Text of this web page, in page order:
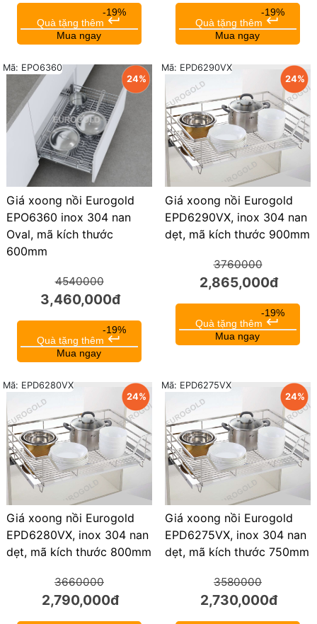
-19%
Quà tặng thêm keyboard_return
Mua ngay
-19%
Quà tặng thêm keyboard_return
Mua ngay
24%
Giá xoong nồi Eurogold
EPO6360 inox 304 nan
Oval, mã kích thước
600mm
Mã: EPO6360
4540000
3,460,000đ
-19%
Quà tặng thêm keyboard_return
Mua ngay
24%
Giá xoong nồi Eurogold
EPD6290VX, inox 304 nan
dẹt, mã kích thước 900mm
Mã: EPD6290VX
3760000
2,865,000đ
-19%
Quà tặng thêm keyboard_return
Mua ngay
24%
Giá xoong nồi Eurogold
EPD6280VX, inox 304 nan
dẹt, mã kích thước 800mm
Mã: EPD6280VX
3660000
2,790,000đ
24%
Giá xoong nồi Eurogold
EPD6275VX, inox 304 nan
dẹt, mã kích thước 750mm
Mã: EPD6275VX
3580000
2,730,000đ